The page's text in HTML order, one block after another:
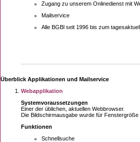
Zugang zu unserem Onlinedienst mit
Mailservice
Alle BGBl seit 1996 bis zum
Überblick Applikationen und Mailservice
Webapplikation
Systemvoraussetzungen
Einer der üblichen, aktuellen Webbrowser.
Die Bildschirmausgabe wurde für
Funktionen
Schnellsuche